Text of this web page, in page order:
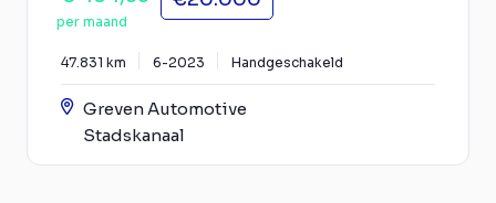
per maand
47.831 km 6-2023 Handgeschakeld
Greven Automotive
Stadskanaal